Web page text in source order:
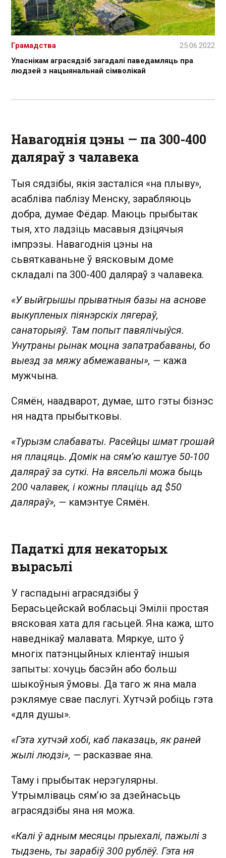
Уласнікам аграсядзіб загадалі паведамляць пра
людзей з нацыянальнай сімволікай
Грамадства 25.06.2022
Навагоднія цэны — па 300-400
даляраў з чалавека
Тыя сядзібы, якія засталіся «на плыву»,
асабліва паблізу Менску, зарабляюць
добра, думае Фёдар. Маюць прыбытак
тыя, хто ладзіць масавыя дзіцячыя
імпрэзы. Навагоднія цэны на
сьвяткаваньне ў вясковым доме
складалі па 300-400 даляраў з чалавека.
«У выйгрышы прыватныя базы на аснове
выкупленых піянэрскіх лягераў,
санаторыяў. Там попыт павялічыўся.
Унутраны рынак моцна запатрабаваны, бо
выезд за мяжу абмежаваны», — кажа
мужчына.
Сямён, наадварот, думае, што гэты бізнэс
ня надта прыбытковы.
«Турызм слабаваты. Расейцы шмат грошай
ня плацяць. Домік на сям’ю каштуе 50-100
даляраў за суткі. На вясельлі можа быць
200 чалавек, і кожны плаціць ад $50
даляраў», — камэнтуе Сямён.
Падаткі для некаторых
вырасьлі
У гаспадыні аграсядзібы ў
Берасьцейскай вобласьці Эміліі простая
вясковая хата для гасьцей. Яна кажа, што
наведнікаў малавата. Мяркуе, што ў
многіх патэнцыйных кліентаў іншыя
запыты: хочуць басэйн або больш
шыкоўныя ўмовы. Да таго ж яна мала
рэклямуе свае паслугі. Хутчэй робіць гэта
«для душы».
«Гэта хутчэй хобі, каб паказаць, як раней
жылі людзі», — расказвае яна.
Таму і прыбытак нерэгулярны.
Утрымліваць сям’ю за дзейнасьць
аграсядзібы яна ня можа.
«Калі ў адным месяцы прыехалі, пажылі з
тыдзень, ты зарабіў 300 рублёў. Гэта ня